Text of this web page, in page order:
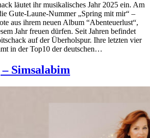
läutet ihr musikalisches Jahr 2025 ein. Am
Gute-Laune-Nummer „Spring mit mir“ –
aus ihrem neuen Album “Abenteuerlust“,
Jahr freuen dürfen. Seit Jahren befindet
auf der Überholspur. Ihre letzten vier
in der Top10 der deutschen…
Simsalabim